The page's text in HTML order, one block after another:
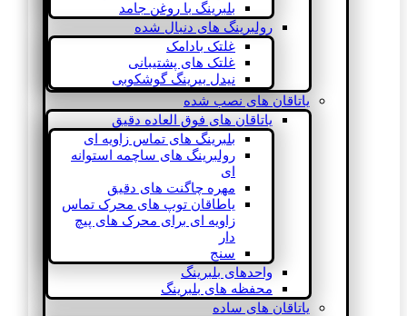
بلبرینگ با روغن جامد
رولبرینگ های دنبال شده
غلتک بادامک
غلتک های پشتیبانی
نیدل بیرینگ گوشکوبی
یاتاقان های نصب شده
یاتاقان های فوق العاده دقیق
بلبرینگ های تماس زاویه ای
رولبرینگ های ساچمه استوانه
ای
مهره چاگنت های دقیق
یاطاقان توپ های محرک تماس
زاویه ای برای محرک های پیچ
دار
سنج
واحدهای بلبرینگ
محفظه های بلبرینگ
یاتاقان های ساده